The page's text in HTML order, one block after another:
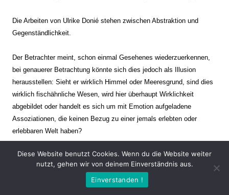
Die Arbeiten von Ulrike Donié stehen zwischen Abstraktion und
Gegenständlichkeit.
Der Betrachter meint, schon einmal Gesehenes wiederzuerkennen,
bei genauerer Betrachtung könnte sich dies jedoch als Illusion
herausstellen: Sieht er wirklich Himmel oder Meeresgrund, sind dies
wirklich fischähnliche Wesen, wird hier überhaupt Wirklichkeit
abgebildet oder handelt es sich um mit Emotion aufgeladene
Assoziationen, die keinen Bezug zu einer jemals erlebten oder
erlebbaren Welt haben?
Verharren und Dynamik stehen sich dabei gegenüber. Zeit steht still
oder verrinnt im Nu. Es soll dabei eine Spannung, auch farblich, bis
zur Schmerzgrenze erzeugt werden. Die Arbeiten stellen ambivalente
Diese Website benutzt Cookies. Wenn du die Website weiter
nutzt, gehen wir von deinem Einverständnis aus.
Einverstanden !